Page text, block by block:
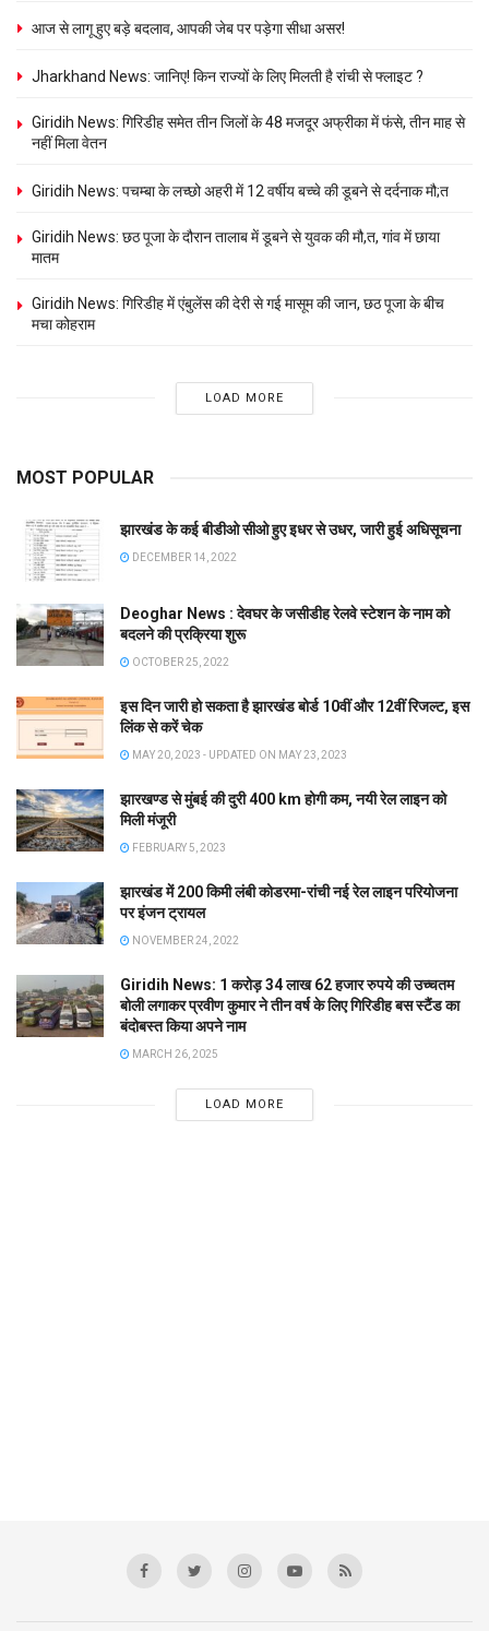
आज से लागू हुए बड़े बदलाव, आपकी जेब पर पड़ेगा सीधा असर!
Jharkhand News: जानिए! किन राज्यों के लिए मिलती है रांची से फ्लाइट ?
Giridih News: गिरिडीह समेत तीन जिलों के 48 मजदूर अफ्रीका में फंसे, तीन माह से
नहीं मिला वेतन
Giridih News: पचम्बा के लच्छो अहरी में 12 वर्षीय बच्चे की डूबने से दर्दनाक मौ;त
Giridih News: छठ पूजा के दौरान तालाब में डूबने से युवक की मौ,त, गांव में छाया
मातम
Giridih News: गिरिडीह में एंबुलेंस की देरी से गई मासूम की जान, छठ पूजा के बीच
मचा कोहराम
LOAD MORE
MOST POPULAR
झारखंड के कई बीडीओ सीओ हुए इधर से उधर, जारी हुई अधिसूचना
DECEMBER 14, 2022
Deoghar News : देवघर के जसीडीह रेलवे स्टेशन के नाम को
बदलने की प्रक्रिया शुरू
OCTOBER 25, 2022
इस दिन जारी हो सकता है झारखंड बोर्ड 10वीं और 12वीं रिजल्ट, इस
लिंक से करें चेक
MAY 20, 2023 - UPDATED ON MAY 23, 2023
झारखण्ड से मुंबई की दुरी 400 km होगी कम, नयी रेल लाइन को
मिली मंजूरी
FEBRUARY 5, 2023
झारखंड में 200 किमी लंबी कोडरमा-रांची नई रेल लाइन परियोजना
पर इंजन ट्रायल
NOVEMBER 24, 2022
Giridih News: 1 करोड़ 34 लाख 62 हजार रुपये की उच्चतम
बोली लगाकर प्रवीण कुमार ने तीन वर्ष के लिए गिरिडीह बस स्टैंड का
बंदोबस्त किया अपने नाम
MARCH 26, 2025
LOAD MORE